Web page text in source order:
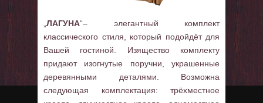
ЛАГУНА“– элегантный комплект
классического стиля, который подойдёт для
Вашей гостиной. Изящество комплекту
придают изогнутые поручни, украшенные
деревянными деталями. Возможна
следующая комплектация: трёхместное